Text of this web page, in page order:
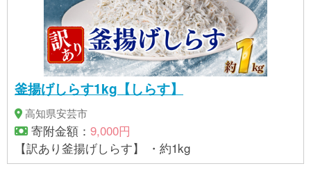
釜揚げしらす1kg【しらす】
高知県安芸市
寄附金額： 9,000円
【訳あり釜揚げしらす】 ・約1kg